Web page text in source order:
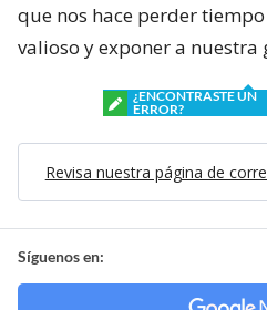
que nos hace perder
valioso y exponer a nuestra
¿ENCONTRASTE UN
ERROR?
Revisa nuestra página de
Síguenos en: